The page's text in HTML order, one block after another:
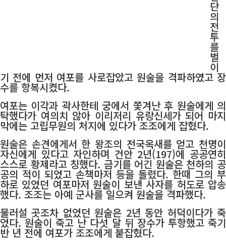
단
의
전
투
를
벌
이
기 전에 먼저 여포를 사로잡았고 원술을 격파하였고 장
수를 항복시켰다.
여포는 이각과 곽사한테 궁에서 쫓겨난 후 원술에게 의
탁했다가 여의치 않아 이리저리 유랑신세가 되어 마지
막에는 고립무원의 처지에 있다가 조조에게 잡혔다.
원술은 손견에게서 한 왕조의 전국옥새를 얻고 천명이
자신에게 있다고 자인하며 건안 2년(197)에 공공연히
스스로 황제라고 칭했다. 금기를 어긴 원술은 천하의 공
공의 적이 되었고 손책마저 등을 돌렸다. 한때 그의 부
하로 있었던 여포마저 원술이 보낸 사자를 허도로 압송
했다. 조조는 아예 군사를 일으켜 원술을 격파했다.
물러설 곳조차 없었던 원술은 2년 동안 허덕이다가 죽
었다. 원술이 죽고 난 다섯 달 뒤 장수가 투항했고 죽기
반 년 전에 여포가 조조에게 붙잡혔다.